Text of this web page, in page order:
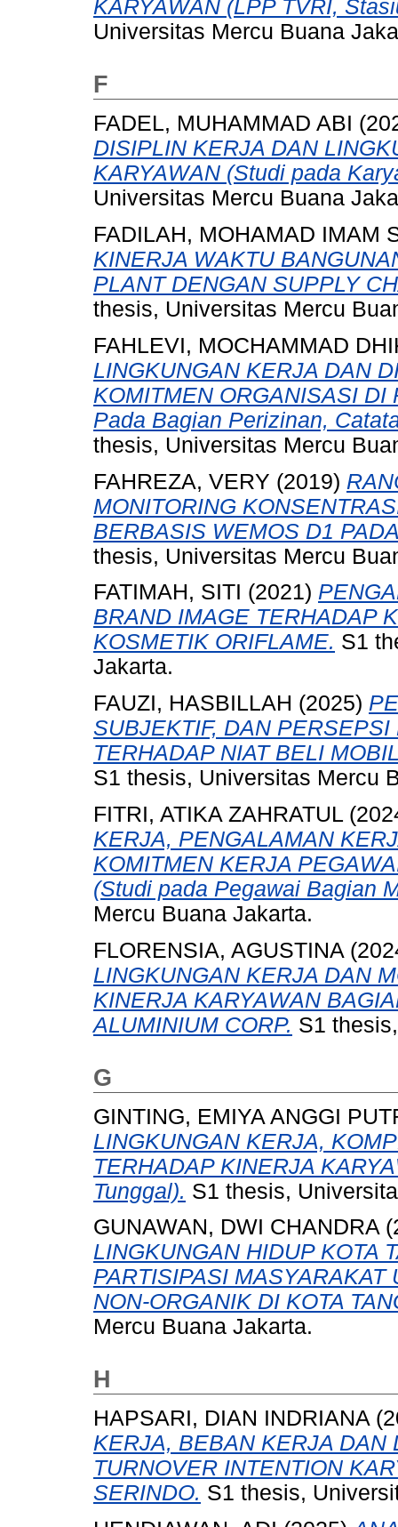
KARYAWAN (LPP TVRI,
Universitas Mercu Buana
F
FADEL, MUHAMMAD ABI
DISIPLIN KERJA DAN
KARYAWAN (Studi pada
Universitas Mercu Buana
FADILAH, MOHAMAD IMAM
KINERJA WAKTU
PLANT DENGAN SUPPLY
thesis, Universitas Mercu
FAHLEVI, MOCHAMMAD
LINGKUNGAN KERJA DAN
KOMITMEN ORGANISASI DI
Pada Bagian Perizinan,
thesis, Universitas Mercu
FAHREZA, VERY (2019)
MONITORING
BERBASIS WEMOS D1
thesis, Universitas Mercu
FATIMAH, SITI (2021)
BRAND IMAGE TERHADAP
KOSMETIK ORIFLAME. S1
Jakarta.
FAUZI, HASBILLAH (2025)
SUBJEKTIF, DAN
TERHADAP NIAT BELI
S1 thesis, Universitas Mercu
FITRI, ATIKA ZAHRATUL
KERJA, PENGALAMAN
KOMITMEN KERJA
(Studi pada Pegawai Bagian
Mercu Buana Jakarta.
FLORENSIA, AGUSTINA
LINGKUNGAN KERJA DAN
KINERJA KARYAWAN
ALUMINIUM CORP. S1
G
GINTING, EMIYA ANGGI
LINGKUNGAN KERJA,
TERHADAP KINERJA
Tunggal). S1 thesis,
GUNAWAN, DWI CHANDRA
LINGKUNGAN HIDUP KOTA
PARTISIPASI MASYARAKAT
NON-ORGANIK DI KOTA
Mercu Buana Jakarta.
H
HAPSARI, DIAN INDRIANA
KERJA, BEBAN KERJA DAN
TURNOVER INTENTION
SERINDO. S1 thesis,